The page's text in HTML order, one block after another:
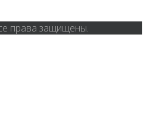
права защищены.